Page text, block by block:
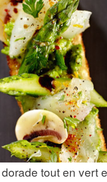
tout en vert